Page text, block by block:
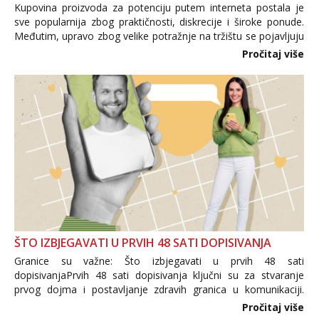
Kupovina proizvoda za potenciju putem interneta postala je
sve popularnija zbog praktičnosti, diskrecije i široke ponude.
Međutim, upravo zbog velike potražnje na tržištu se pojavljuju
i brojni krivotvoreni proizvodi, nepouzdane internetske
Pročitaj više
ŠTO IZBJEGAVATI U PRVIH 48 SATI DOPISIVANJA
Granice su važne: Što izbjegavati u prvih 48 sati
dopisivanjaPrvih 48 sati dopisivanja ključni su za stvaranje
prvog dojma i postavljanje zdravih granica u komunikaciji.
Važno je izbjeći prebrzo otkrivanje osobnih ili intimnih
informacija, jer nepoznata osoba još nije zaslužila to
Pročitaj više